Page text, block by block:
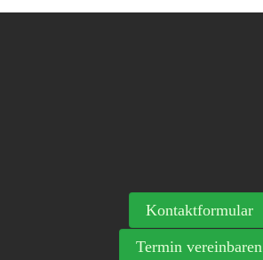
Kontaktformular
Termin vereinbaren